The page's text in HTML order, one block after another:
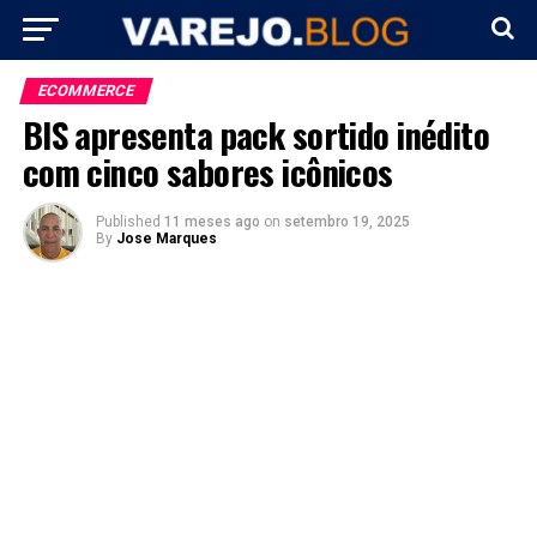
ECOMMERCE
BIS apresenta pack sortido inédito
com cinco sabores icônicos
Published 11 meses ago on setembro 19, 2025
By Jose Marques